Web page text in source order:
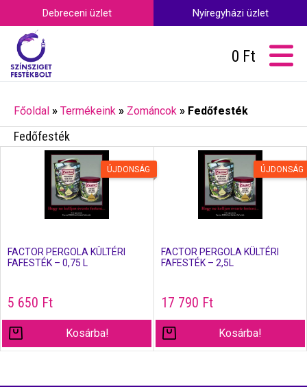
Debreceni üzlet Nyíregyházi üzlet
0 Ft
Főoldal » Termékeink » Zománcok » Fedőfesték
Fedőfesték
ÚJDONSÁG
FACTOR PERGOLA KÜLTÉRI
FAFESTÉK – 0,75 L
5 650 Ft
Kosárba!
ÚJDONSÁG
FACTOR PERGOLA KÜLTÉRI
FAFESTÉK – 2,5L
17 790 Ft
Kosárba!